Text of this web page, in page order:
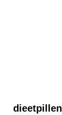
dieetpillen